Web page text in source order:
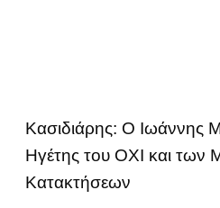
Κασιδιάρης: Ο Ιωάννης
Ηγέτης του ΟΧΙ και των
Κατακτήσεων